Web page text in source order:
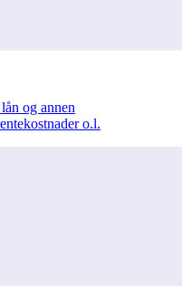
og annen
o.l.